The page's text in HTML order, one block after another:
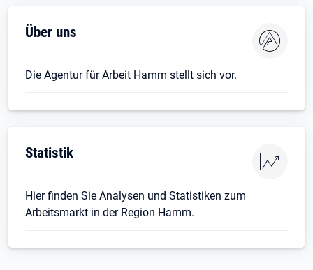
Über uns
Die Agentur für Arbeit Hamm stellt sich vor.
Statistik
Hier finden Sie Analysen und Statistiken zum
Arbeitsmarkt in der Region Hamm.